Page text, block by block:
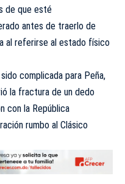
de que esté
antes de traerlo de
al referirse al estado físico
complicada para Peña,
la fractura de un dedo
con la República
rumbo al Clásico